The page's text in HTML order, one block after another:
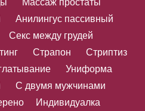
Анилингус пассивный
Секс между грудей
Страпон
Стриптиз
Униформа
С двумя мужчинами
Индивидуалка